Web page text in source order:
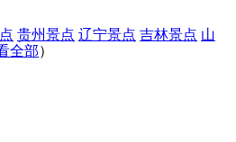
贵州景点 辽宁景点 吉林景点 山
全部）